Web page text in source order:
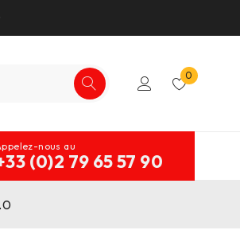
0
nous au
(0)2 79 65 57 90